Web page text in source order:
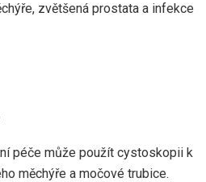
zvětšená prostata a infekce
péče může použít cystoskopii k
měchýře a močové trubice.